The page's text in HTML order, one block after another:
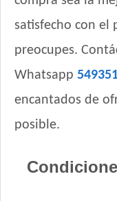
satisfecho con el
preocupes.
Whatsapp
encantados de
posible.